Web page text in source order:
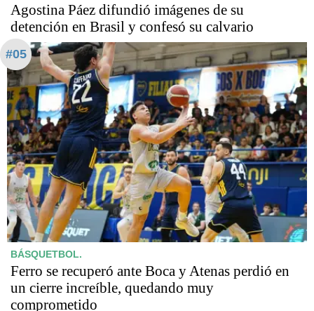
Agostina Páez difundió imágenes de su
detención en Brasil y confesó su calvario
#05
BÁSQUETBOL.
Ferro se recuperó ante Boca y Atenas perdió en
un cierre increíble, quedando muy
comprometido